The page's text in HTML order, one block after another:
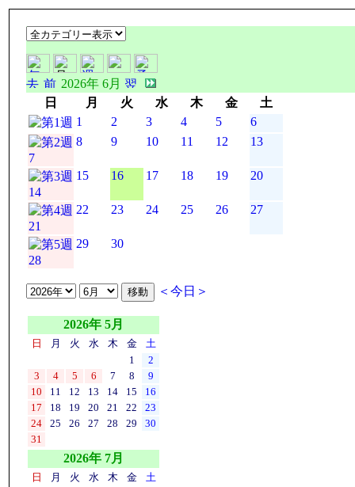
2026年 6月
日
月 火 水 木 金
土
1
2 3 4 5 6
7
8 9 10 11 12 13
14
15 16 17 18 19 20
21
22 23 24 25 26 27
28
29 30
＜今日＞
2026年 5月
日 月 火 水 木 金
土
1
2
3
4 5 6 7 8
9
10
11 12 13 14 15
16
17
18 19 20 21 22
23
24
25 26 27 28 29
30
31
2026年 7月
日 月 火 水 木 金
土